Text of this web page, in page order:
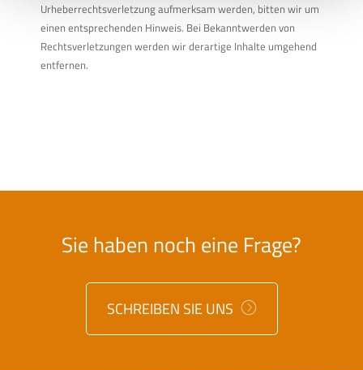
Urheberrechtsverletzung aufmerksam werden, bitten wir um
einen entsprechenden Hinweis. Bei Bekanntwerden von
Rechtsverletzungen werden wir derartige Inhalte umgehend
entfernen.
Sie haben noch eine Frage?
SCHREIBEN SIE UNS